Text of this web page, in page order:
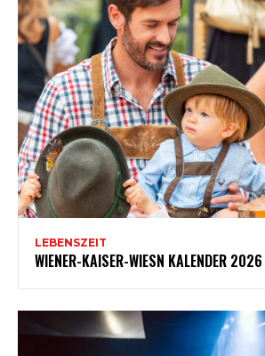
LEBENSZEIT
WIENER-KAISER-WIESN KALENDER 2026